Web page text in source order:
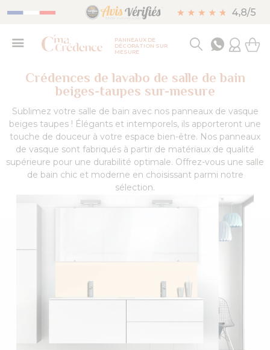
PANNEAUX DE
DÉCORATION SUR
MESURE
Crédences de lavabo de salle de bain
beiges-taupes sur-mesure
Sublimez votre salle de bain avec nos panneaux de vasque
beiges taupes ! Élégants et intemporels, ils apporteront une
touche de douceur à votre espace bien-être. Nos panneaux
de vasque sont fabriqués à partir de matériaux de qualité
supérieure pour une durabilité optimale. Offrez-vous une salle
de bain chic et moderne en choisissant parmi notre
sélection.